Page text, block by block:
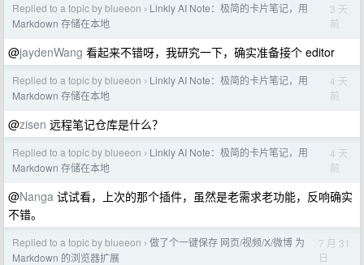
Replied to a topic by blueeon › Linkly AI Note：极简的卡片笔记，用
Markdown 存储在本地
3 天
前
@jaydenWang 看起来不错呀，我研究一下，确实准备接个 editor
Replied to a topic by blueeon › Linkly AI Note：极简的卡片笔记，用
Markdown 存储在本地
4 天
前
@zisen 远程笔记仓库是什么？
Replied to a topic by blueeon › Linkly AI Note：极简的卡片笔记，用
Markdown 存储在本地
4 天
前
@Nanga 试试看，上次的那个插件，虽然是老需求老功能，反响确实
不错。
Replied to a topic by blueeon › 做了个一键保存 网页/视频/X/微博 为
Markdown 的浏览器扩展
7 月 31
日